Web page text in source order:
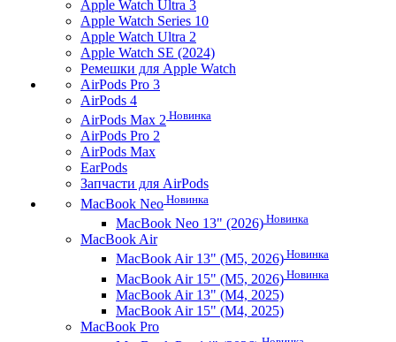
Apple Watch Ultra 3
Apple Watch Series 10
Apple Watch Ultra 2
Apple Watch SE (2024)
Ремешки для Apple Watch
AirPods Pro 3
AirPods 4
AirPods Max 2 Новинка
AirPods Pro 2
AirPods Max
EarPods
Запчасти для AirPods
MacBook Neo Новинка
MacBook Neo 13" (2026) Новинка
MacBook Air
MacBook Air 13" (M5, 2026) Новинка
MacBook Air 15" (M5, 2026) Новинка
MacBook Air 13" (M4, 2025)
MacBook Air 15" (M4, 2025)
MacBook Pro